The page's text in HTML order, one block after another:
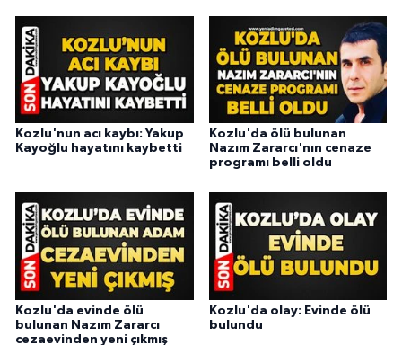
Kozlu'nun acı kaybı: Yakup
Kayoğlu hayatını kaybetti
Kozlu'da ölü bulunan
Nazım Zararcı'nın cenaze
programı belli oldu
Kozlu'da evinde ölü
bulunan Nazım Zararcı
cezaevinden yeni çıkmış
Kozlu'da olay: Evinde ölü
bulundu